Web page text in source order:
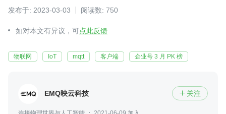
发布于: 2023-03-03 阅读数: 750
如对本文有异议，可点此反馈
物联网 IoT mqtt 客户端 企业号 3 月 PK 榜
EMQ映云科技  关注